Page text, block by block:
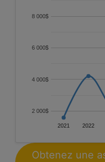
2021 2022
2 000$
4 000$
6 000$
8 000$
Obtenez une